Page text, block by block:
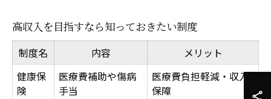
高収入を目指すなら知っておきたい制度
制度名 内容
メリット
健康保
険
医療費補助や傷病
手当
医療費負担軽減・収入
保障